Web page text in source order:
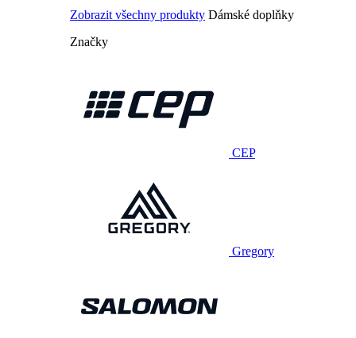
Zobrazit všechny produkty Dámské doplňky
Značky
CEP
Gregory